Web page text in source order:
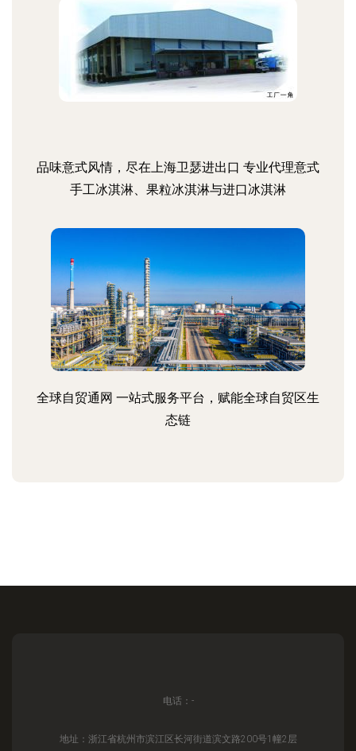
品味意式风情，尽在上海卫瑟进出口 专业代理意式
手工冰淇淋、果粒冰淇淋与进口冰淇淋
全球自贸通网 一站式服务平台，赋能全球自贸区生
态链
电话：-
地址：浙江省杭州市滨江区长河街道滨文路200号1幢2层